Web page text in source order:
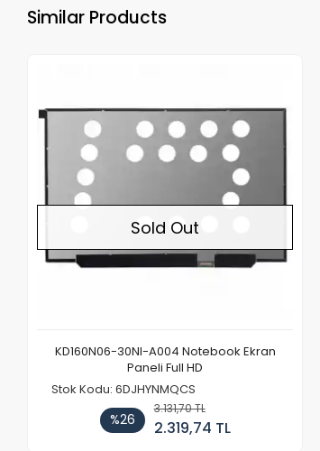
Similar Products
Sold Out
KD160N06-30NI-A004 Notebook Ekran
Paneli Full HD
Stok Kodu: 6DJHYNMQCS
%26
3.131,70 TL
2.319,74 TL